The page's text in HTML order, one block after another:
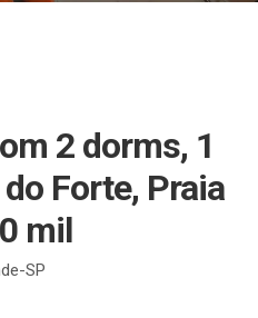
2 dorms, 1
Forte, Praia
mil
SP